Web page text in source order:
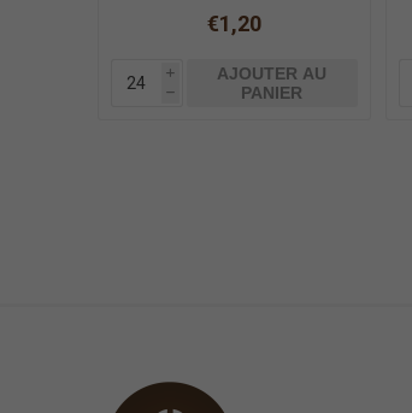
€1,20
i
h
AJOUTER AU
PANIER